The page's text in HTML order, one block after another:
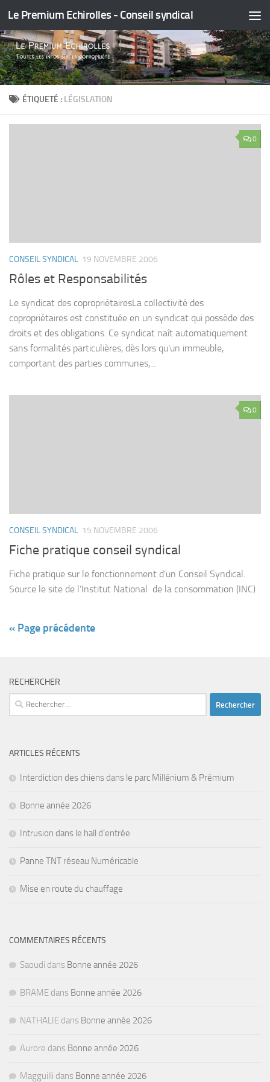
Skip to content
Le Premium Echirolles - Conseil syndical
ÉTIQUETÉ : LÉGISLATION
0
CONSEIL SYNDICAL 19 NOVEMBRE 2006
Rôles et Responsabilités
Le syndicat des copropriétairesLa collectivité des
copropriétaires est constituée en un syndicat qui possède des
droits et des obligations. Ce syndicat naît automatiquement
sans formalités particulières, dès lors qu’un immeuble,
comportant des parties communes,...
0
CONSEIL SYNDICAL 15 NOVEMBRE 2006
Fiche pratique conseil syndical
Fiche pratique sur le fonctionnement d’un Conseil Syndical.
Source le site de l’Institut National de la consommation (INC)
« Page précédente
RECHERCHER
Rechercher :
ARTICLES RÉCENTS
Interdiction des chiens dans le parc Millénium & Prémium
Bonne année 2026
Intrusion dans le hall d’entrée
Panne TNT réseau Numéricable
Mise en route du chauffage
COMMENTAIRES RÉCENTS
Saoudi dans Bonne année 2026
BRAME dans Bonne année 2026
NATHALIE dans Bonne année 2026
Aurore dans Bonne année 2026
Magguilli dans Bonne année 2026